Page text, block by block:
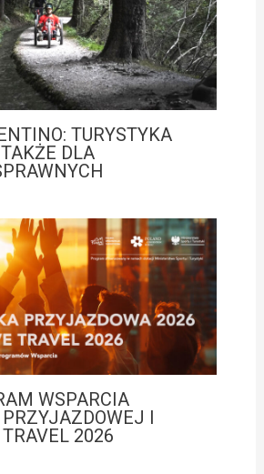
TURYSTYKA
DLA
WSPARCIA
I
2026